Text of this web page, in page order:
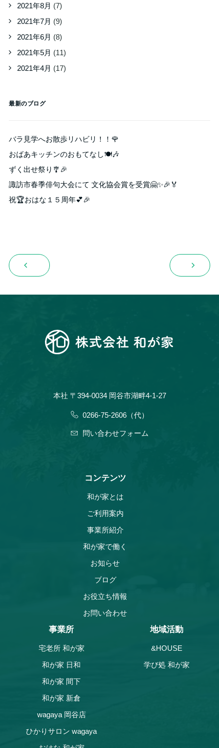
2021年8月 (7)
2021年7月 (9)
2021年6月 (8)
2021年5月 (11)
2021年4月 (17)
最新のブログ
バラ見学へお散歩リハビリ！！🌹
おばあキッチンのおもてなし🍽️🎶
ずく出せ祭り🎐🎉
諏訪市春季俳句大会にて 文化協会賞を受賞🤗✨🎉🏅
祝🏆おはな１５周年💕🎉
本社 〒394-0034 岡谷市湖畔4-1-27
0266-75-2606（代）
問い合わせフォーム
コンテンツ
和が家とは
ご利用案内
事業所紹介
和が家で働く
お知らせ
ブログ
お役立ち情報
お問い合わせ
事業所
宅老所 和が家
和が家 日和
和が家 間下
和が家 新倉
wagaya 岡谷店
ひかりサロン wagaya
地域活動
&HOUSE
学び処 和が家